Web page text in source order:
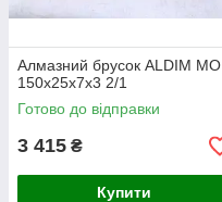
Алмазний брусок ALDIM МО
150х25х7х3 2/1
Готово до відправки
3 415 ₴
Купити